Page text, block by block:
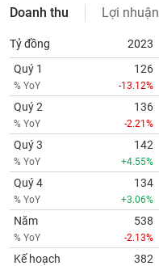
Doanh thu Lợi nhuận
Tỷ đồng 2023
Quý 1
% YoY
126
-13.12%
Quý 2
% YoY
136
-2.21%
Quý 3
% YoY
142
+4.55%
Quý 4
% YoY
134
+3.06%
Năm
% YoY
538
-2.13%
Kế hoạch 382